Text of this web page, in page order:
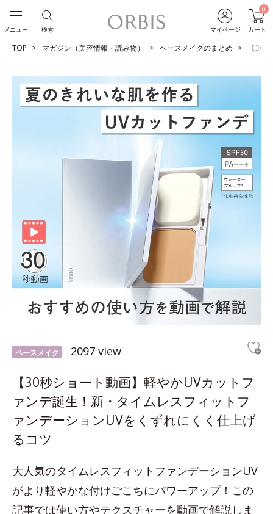
マイページ
0
カート
検索
メニュー
TOP マガジン（美容情報・読み物） ベースメイクのまとめ 【30
ベースメイク 2097 view
【30秒ショート動画】軽やかUVカットフ
ァンデ誕生！新・タイムレスフィットフ
ァンデーションUVをくずれにくく仕上げ
るコツ
大人気のタイムレスフィットファンデーションUV
がより軽やかな付けごこちにパワーアップ！この
記事では使い方やテクスチャーを動画で解説しま